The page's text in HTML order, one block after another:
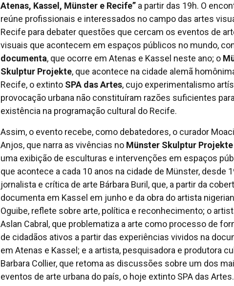
Atenas, Kassel, Münster e Recife” a partir das 19h. O
reúne profissionais e interessados no campo das artes
Recife para debater questões que cercam os eventos de
visuais que acontecem em espaços públicos no mundo,
documenta, que ocorre em Atenas e Kassel neste ano; o
Skulptur Projekte, que acontece na cidade alemã
Recife, o extinto SPA das Artes, cujo experimentalismo
provocação urbana não constituíram razões suficientes
existência na programação cultural do Recife.
Assim, o evento recebe, como debatedores, o curador
Anjos, que narra as vivências no Münster Skulptur Projekte
uma exibição de esculturas e intervenções em espaços
que acontece a cada 10 anos na cidade de Münster, desde
jornalista e crítica de arte Bárbara Buril, que, a partir da
documenta em Kassel em junho e da obra do artista
Oguibe, reflete sobre arte, política e reconhecimento; o
Aslan Cabral, que problematiza a arte como processo de
de cidadãos ativos a partir das experiências vividos na
em Atenas e Kassel; e a artista, pesquisadora e produtora
Barbara Collier, que retoma as discussões sobre um dos
eventos de arte urbana do país, o hoje extinto SPA das Artes.